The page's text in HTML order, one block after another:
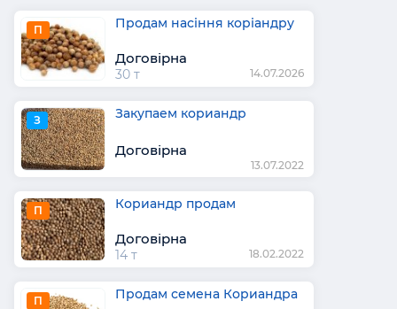
П Продам насіння коріандру
Договірна
30 т 14.07.2026
З Закупаем кориандр
Договірна
13.07.2022
П Кориандр продам
Договірна
14 т 18.02.2022
П Продам семена Кориандра